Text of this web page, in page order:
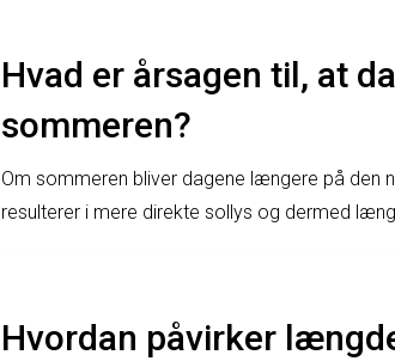
Hvad er årsagen til, at
sommeren?
Om sommeren bliver dagene længere på den
resulterer i mere direkte sollys og dermed
Hvordan påvirker